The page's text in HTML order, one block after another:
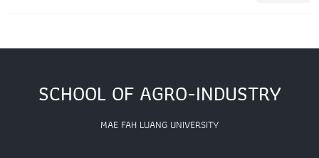
SCHOOL OF AGRO-INDUSTRY
MAE FAH LUANG UNIVERSITY